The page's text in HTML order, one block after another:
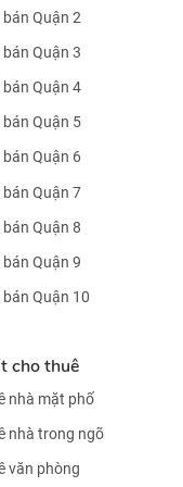
Quận 2
Quận 3
Quận 4
Quận 5
Quận 6
Quận 7
Quận 8
Quận 9
Quận 10
cho thuê
nhà mặt phố
nhà trong ngõ
văn phòng